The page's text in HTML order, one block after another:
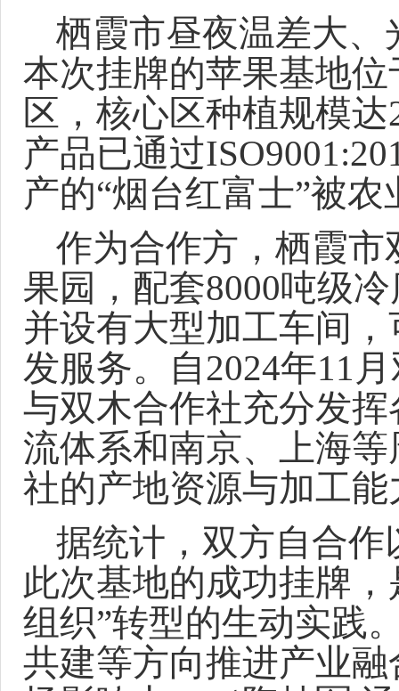
栖霞市昼夜温差大
本次挂牌的苹果基地
区，核心区种植规模达
产品已通过
产的“烟台红富士”被
作为合作方，栖霞
果园，配套8000吨级
并设有大型加工车间
发服务。自2024年11月
与双木合作社充分发
流体系和南京、上海
社的产地资源与加工
据统计，双方自合
此次基地的成功挂牌
组织”转型的生动实践
共建等方向推进产业